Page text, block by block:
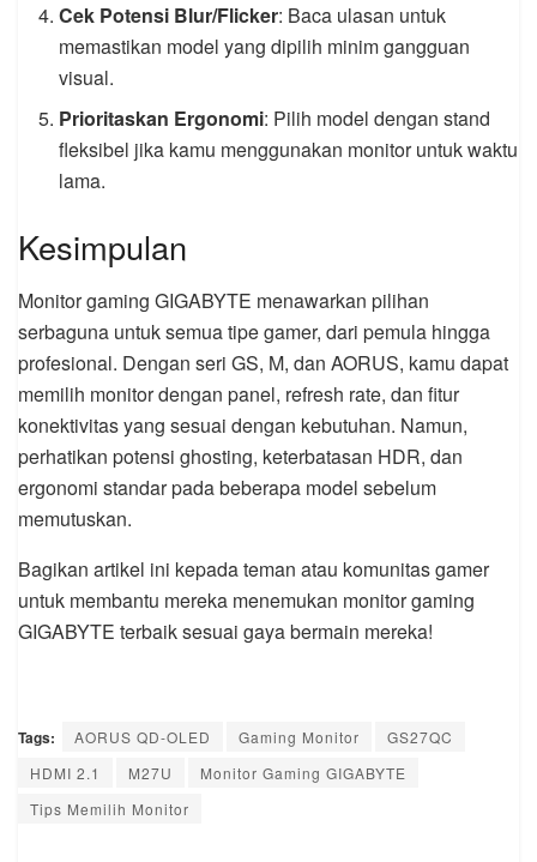
Cek Potensi Blur/Flicker: Baca ulasan untuk
memastikan model yang dipilih minim gangguan
visual.
Prioritaskan Ergonomi: Pilih model dengan stand
fleksibel jika kamu menggunakan monitor untuk waktu
lama.
Kesimpulan
Monitor gaming GIGABYTE menawarkan pilihan
serbaguna untuk semua tipe gamer, dari pemula hingga
profesional. Dengan seri GS, M, dan AORUS, kamu dapat
memilih monitor dengan panel, refresh rate, dan fitur
konektivitas yang sesuai dengan kebutuhan. Namun,
perhatikan potensi ghosting, keterbatasan HDR, dan
ergonomi standar pada beberapa model sebelum
memutuskan.
Bagikan artikel ini kepada teman atau komunitas gamer
untuk membantu mereka menemukan monitor gaming
GIGABYTE terbaik sesuai gaya bermain mereka!
Tags: AORUS QD-OLED Gaming Monitor
GS27QC
HDMI 2.1
M27U
Monitor Gaming GIGABYTE
Tips Memilih Monitor